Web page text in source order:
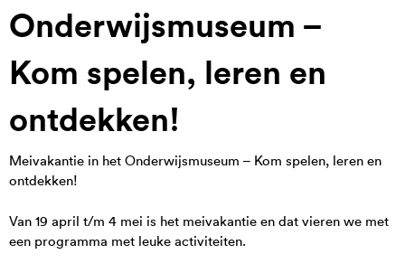
Onderwijsmuseum –
Kom spelen, leren en
ontdekken!
Meivakantie in het Onderwijsmuseum – Kom spelen, leren en
ontdekken!
Van 19 april t/m 4 mei is het meivakantie en dat vieren we met
een programma met leuke activiteiten.